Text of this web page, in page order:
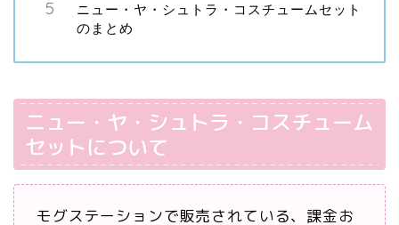
ニュー・ヤ・シュトラ・コスチュームセット
のまとめ
ニュー・ヤ・シュトラ・コスチューム
セットについて
モグステーションで販売されている、課金お